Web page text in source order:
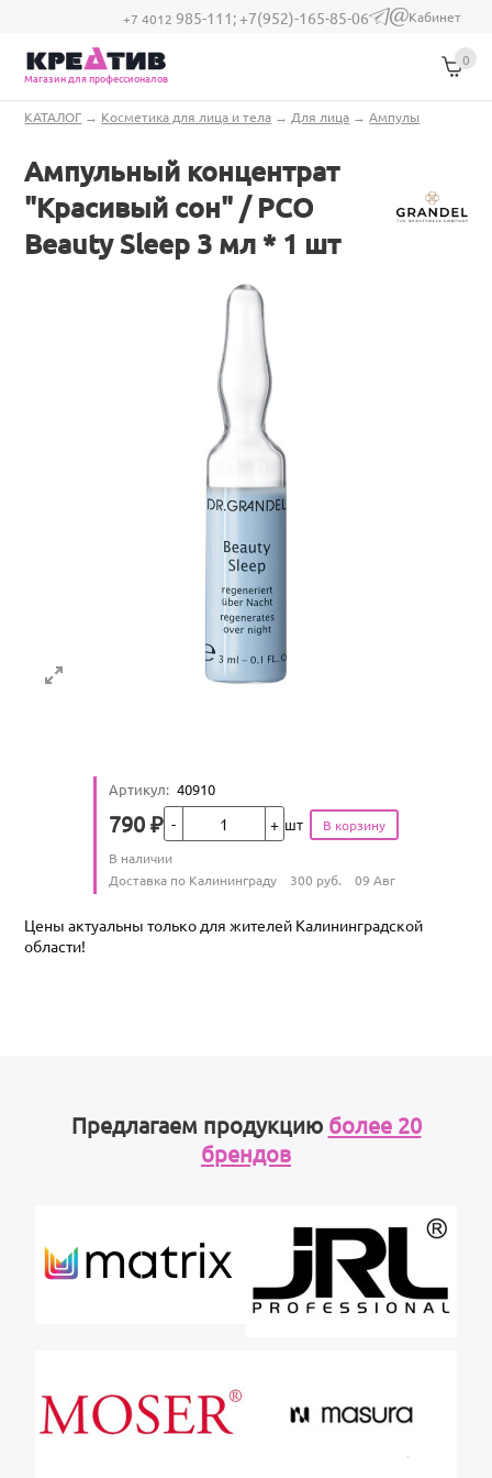
Перейти к основному содержанию
+7 4012 985-111;+7(952)-165-85-06
(link sends e-
Кабинет
Магазин для профессионалов
0
Вы здесь
КАТАЛОГ → Косметика для лица и тела → Для лица →Ампулы
Ампульный концентрат
"Красивый сон" / PCO
Beauty Sleep 3 мл * 1 шт
Артикул: 40910
Цена
790 ₽ шт
Количество
В наличии
Условия доставки
Доставка по Калининграду 300 руб. 09 Авг
Цены актуальны только для жителей Калининградской
области!
Предлагаем продукцию более 20
брендов